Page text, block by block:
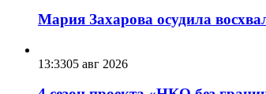
Мария Захарова осудила
13:3305 авг 2026